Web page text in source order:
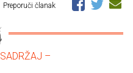
Preporuči članak
–